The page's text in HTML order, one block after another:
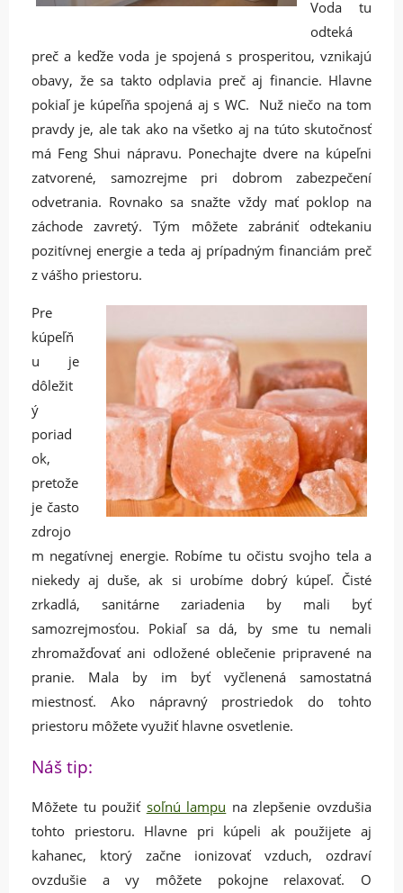
Voda tu
odteká
preč a keďže voda je spojená s prosperitou, vznikajú
obavy, že sa takto odplavia preč aj financie. Hlavne
pokiaľ je kúpeľňa spojená aj s WC. Nuž niečo na tom
pravdy je, ale tak ako na všetko aj na túto skutočnosť
má Feng Shui nápravu. Ponechajte dvere na kúpeľni
zatvorené, samozrejme pri dobrom zabezpečení
odvetrania. Rovnako sa snažte vždy mať poklop na
záchode zavretý. Tým môžete zabrániť odtekaniu
pozitívnej energie a teda aj prípadným financiám preč
z vášho priestoru.
Pre
kúpeľň
u je
dôležit
ý
poriad
ok,
pretože
je často
zdrojo
m negatívnej energie. Robíme tu očistu svojho tela a
niekedy aj duše, ak si urobíme dobrý kúpeľ. Čisté
zrkadlá, sanitárne zariadenia by mali byť
samozrejmosťou. Pokiaľ sa dá, by sme tu nemali
zhromažďovať ani odložené oblečenie pripravené na
pranie. Mala by im byť vyčlenená samostatná
miestnosť. Ako nápravný prostriedok do tohto
priestoru môžete využiť hlavne osvetlenie.
Náš tip:
Môžete tu použiť soľnú lampu na zlepšenie ovzdušia
tohto priestoru. Hlavne pri kúpeli ak použijete aj
kahanec, ktorý začne ionizovať vzduch, ozdraví
ovzdušie a vy môžete pokojne relaxovať. O